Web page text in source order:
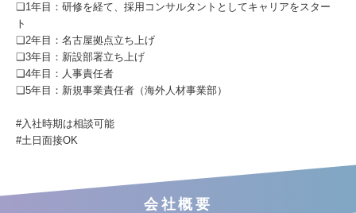
❑1年目：研修を経て、採用コンサルタントとしてキャリアをスター
ト
❑2年目：名古屋拠点立ち上げ
❑3年目：新設部署立ち上げ
❑4年目：人事責任者
❑5年目：新規事業責任者（海外人材事業部）
#入社時期は相談可能
#土日面接OK
会社概要